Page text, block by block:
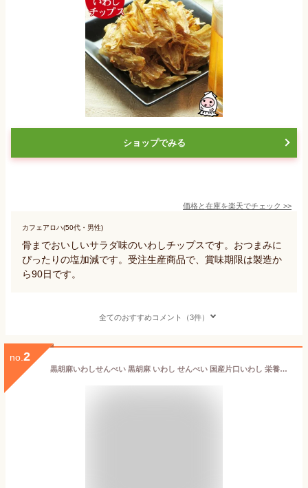
ショップでみる
価格と在庫を楽天でチェック >>
カフェアロハ(50代・男性)
骨までおいしいサラダ味のいわしチップスです。おつまみに
ぴったりの塩加減です。受注生産商品で、賞味期限は製造か
ら90日です。
全てのおすすめコメント（3件）
no. 2
黒胡麻いわしせんべい 黒胡麻 いわし せんべい 国産片口いわし 栄養機能食品 カルシウム 1袋550mg